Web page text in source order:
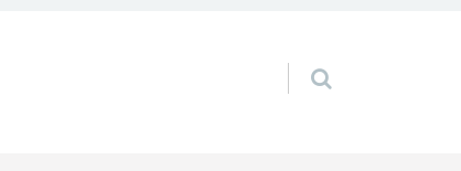
Pular para o conteúdo